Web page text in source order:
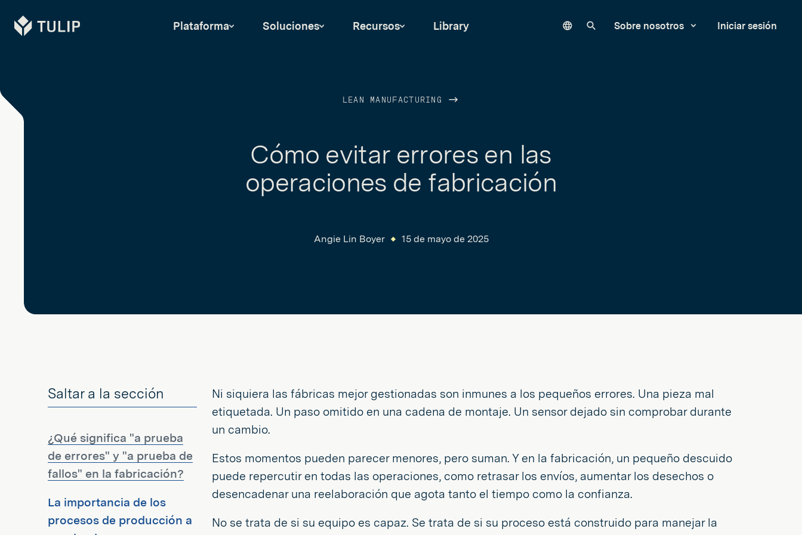
Tulip Plataforma Soluciones Recursos Library LanguageBuscar en nuestro sitio
Sobre nosotros Iniciar sesión
LEAN MANUFACTURING
Cómo evitar errores en las
operaciones de fabricación
Angie Lin Boyer 15 de mayo de 2025
Saltar a la sección
¿Qué significa "a prueba
de errores" y "a prueba de
fallos" en la fabricación?
La importancia de los
procesos de producción a
Ni siquiera las fábricas mejor gestionadas son inmunes a los pequeños errores. Una pieza mal
etiquetada. Un paso omitido en una cadena de montaje. Un sensor dejado sin comprobar durante
un cambio.
Estos momentos pueden parecer menores, pero suman. Y en la fabricación, un pequeño descuido
puede repercutir en todas las operaciones, como retrasar los envíos, aumentar los desechos o
desencadenar una reelaboración que agota tanto el tiempo como la confianza.
No se trata de si su equipo es capaz. Se trata de si su proceso está construido para manejar la